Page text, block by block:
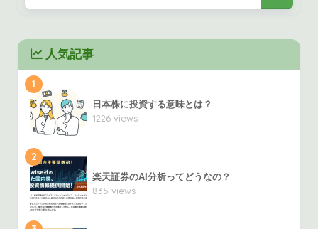
人気記事
1
日本株に投資する意味とは？
1226 views
2
楽天証券のAI分析ってどうなの？
835 views